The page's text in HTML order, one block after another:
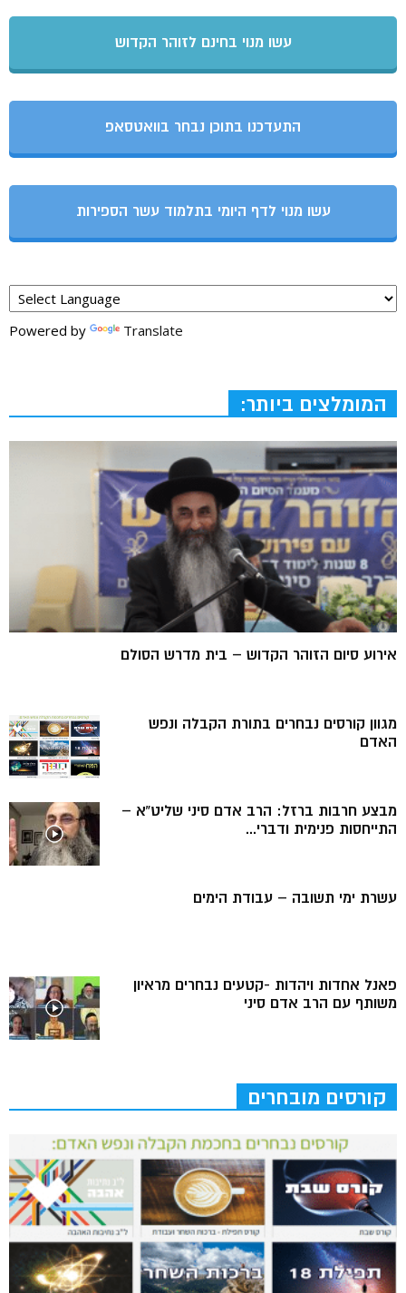
עשו מנוי בחינם לזוהר הקדוש
התעדכנו בתוכן נבחר בוואטסאפ
עשו מנוי לדף היומי בתלמוד עשר הספירות
Powered by Translate
המומלצים ביותר:
אירוע סיום הזוהר הקדוש – בית מדרש הסולם
מגוון קורסים נבחרים בתורת הקבלה ונפש
האדם
מבצע חרבות ברזל: הרב אדם סיני שליט”א –
התייחסות פנימית ודברי...
עשרת ימי תשובה – עבודת הימים
פאנל אחדות ויהדות -קטעים נבחרים מראיון
משותף עם הרב אדם סיני
קורסים מובחרים